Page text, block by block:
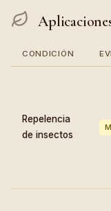
CONDICIÓN
Repelencia
de insectos